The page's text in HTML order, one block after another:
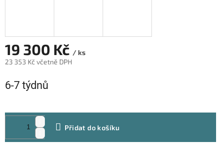
19 300 Kč / ks
23 353 Kč včetně DPH
cena:
6-7 týdnů
Přidat do košíku